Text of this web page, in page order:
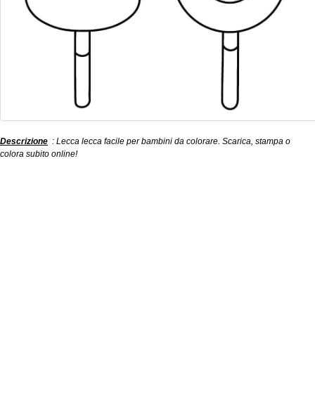
Descrizione : Lecca lecca facile per bambini da colorare. Scarica, stampa o
colora subito online!